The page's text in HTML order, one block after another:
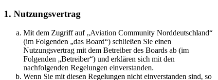
1. Nutzungsvertrag
Mit dem Zugriff auf „Aviation Community Norddeutschland“
(im Folgenden „das Board“) schließen Sie einen
Nutzungsvertrag mit dem Betreiber des Boards ab (im
Folgenden „Betreiber“) und erklären sich mit den
nachfolgenden Regelungen einverstanden.
Wenn Sie mit diesen Regelungen nicht einverstanden sind, so